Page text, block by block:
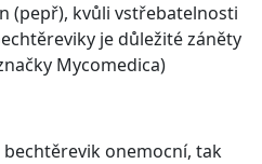
(pepř), kvůli vstřebatelnosti
je důležité záněty
Mycomedica)
onemocní, tak